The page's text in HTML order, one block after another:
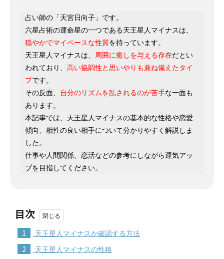
占い師の「天宮日向子」です。
六星占術の運命星の一つである天王星人マイナスは、
穏やかでマイペースな性質を持っています。
天王星人マイナスは、
周囲に癒しを与える存在だとい
われており、 高い協調性と思いやりも兼ね備えたタイ
プです。
その反面、
自分のリズムを乱されるのが苦手な一面も
あります。
本記事では、天王星人マイナスの基本的な性格や恋愛
傾向、相性の良い相手について分かりやすく解説しま
した。
仕事や人間関係、恋活などの参考にしながら運気アッ
プを目指してください。
目次
1 天王星人マイナスか確認する方法
2 天王星人マイナスの性格